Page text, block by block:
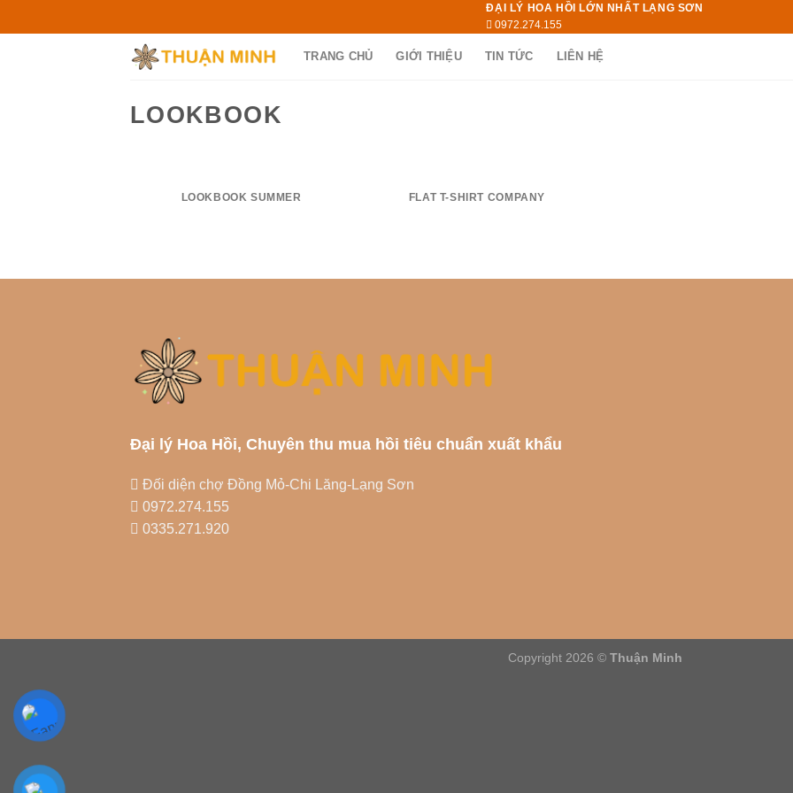
to
ĐẠI LÝ HOA HỒI LỚN NHẤT LẠNG SƠN
0972.274.155
TRANG CHỦ GIỚI THIỆU TIN TỨC LIÊN HỆ
LOOKBOOK
LOOKBOOK SUMMER FLAT T-SHIRT COMPANY
Đại lý Hoa Hồi, Chuyên thu mua hồi tiêu chuẩn xuất khẩu
Đối diện chợ Đồng Mỏ-Chi Lăng-Lạng Sơn
0972.274.155
0335.271.920
Copyright 2026 © Thuận Minh